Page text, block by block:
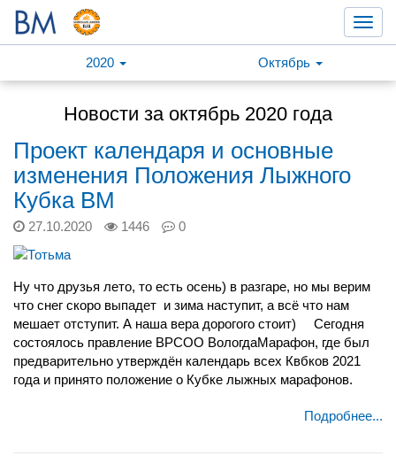
2020
Октябрь
Новости за октябрь 2020 года
Проект календаря и основные
изменения Положения Лыжного
Кубка ВМ
27.10.2020 1446 0
Ну что друзья лето, то есть осень) в разгаре, но мы верим
что снег скоро выпадет и зима наступит, а всё что нам
мешает отступит. А наша вера дорогого стоит) Сегодня
состоялось правление ВРСОО ВологдаМарафон, где был
предварительно утверждён календарь всех Квбков 2021
года и принято положение о Кубке лыжных марафонов.
Подробнее...